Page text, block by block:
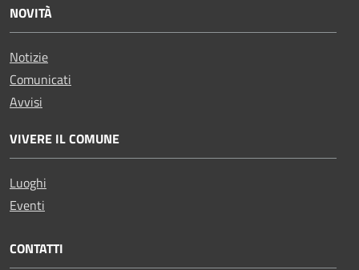
NOVITÀ
Notizie
Comunicati
Avvisi
VIVERE IL COMUNE
Luoghi
Eventi
CONTATTI